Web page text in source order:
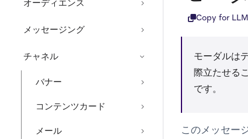
オーディエンス
メッセージング
チャネル
バナー
コンテンツカード
メール
Copy for LLM
モーダルは
際立たせる
です。
このメッセー